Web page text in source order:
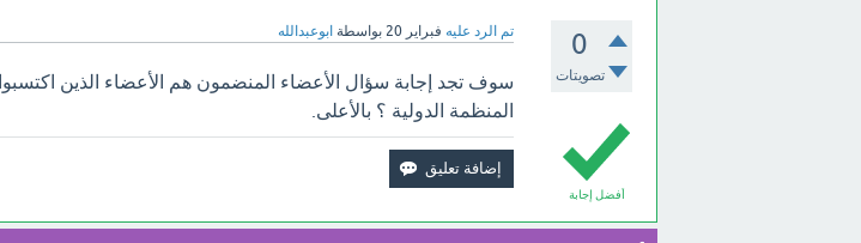
0
تصويتات
تم الرد عليه فبراير 20 بواسطة ابوعبدالله
أفضل إجابة
سوف تجد إجابة سؤال الأعضاء المنضمون هم الأعضاء الذين
المنظمة الدولية ؟ بالأعلى.